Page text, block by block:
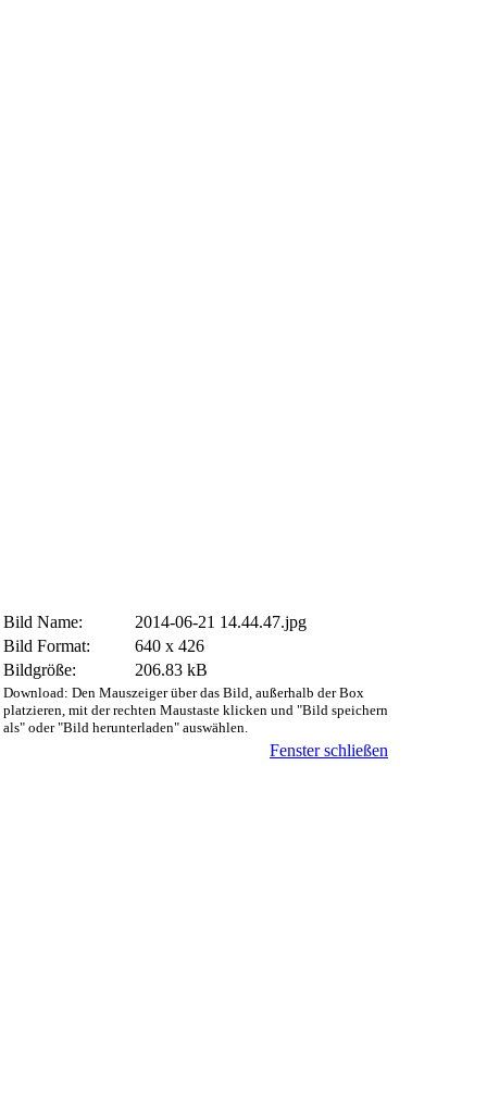
Bild Name:
2014-06-21 14.44.47.jpg
Bild Format:
640 x 426
Bildgröße:
206.83 kB
Download: Den Mauszeiger über das Bild, außerhalb der Box
platzieren, mit der rechten Maustaste klicken und "Bild speichern
als" oder "Bild herunterladen" auswählen.
Fenster schließen